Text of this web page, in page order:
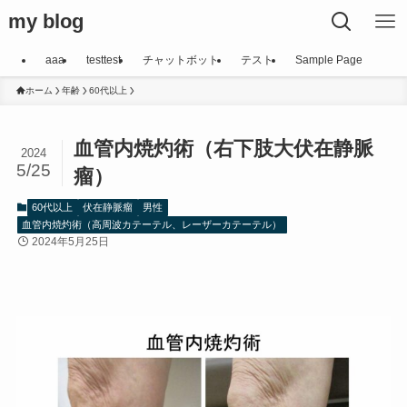
my blog
aaa testtest チャットボット テスト Sample Page
ホーム 年齢 60代以上
血管内焼灼術（右下肢大伏在静脈
瘤）
2024
5/25
60代以上 伏在静脈瘤
男性
血管内焼灼術（高周波カテーテル、レーザーカテーテル）
2024年5月25日